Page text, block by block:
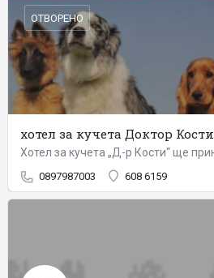
хотел за кучета Доктор Кости
0897987003 608 6159
ОТВОРЕНО